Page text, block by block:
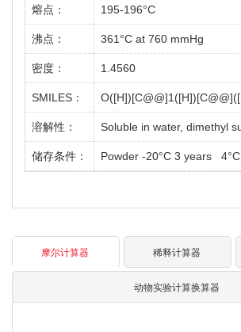
熔点： 195-196°C
沸点： 361°C at 760 mmHg
密度： 1.4560
SMILES：
溶解性： Soluble in water, dimethyl
储存条件： Powder -20°C 3 years
摩尔计算器 稀释计算器
动物实验计算换算器